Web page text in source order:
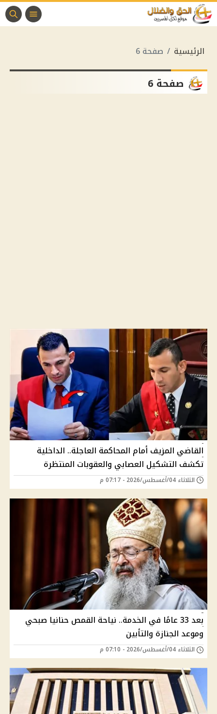
الرئيسية صفحة 6
صفحة 6
القاضي المزيف أمام المحاكمة العاجلة.. الداخلية
تكشف التشكيل العصابي والعقوبات المنتظرة
الثلاثاء 04/أغسطس/2026 - 07:17 م
بعد 33 عامًا في الخدمة.. نياحة القمص حنانيا صبحي
وموعد الجنازة والتأبين
الثلاثاء 04/أغسطس/2026 - 07:10 م